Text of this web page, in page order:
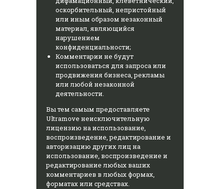
оскорбительный, непристойный
или иным образом незаконный
материал, являющийся
нарушением
конфиденциальности;
Комментарии не будут
использоваться для запроса или
продвижения бизнеса, рекламы
или любой незаконной
деятельности.
Вы тем самым предоставляете
Ultramove неисключительную
лицензию на использование,
воспроизведение, редактирование и
авторизацию других лиц на
использование, воспроизведение и
редактирование любых ваших
комментариев в любых формах,
форматах или средствах.